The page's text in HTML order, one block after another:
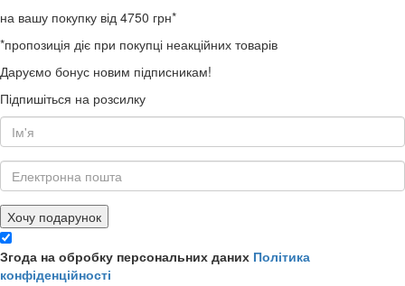
на вашу покупку від 4750 грн*
*пропозиція діє при покупці неакційних товарів
Даруємо бонус новим підписникам!
Підпишіться на розсилку
Хочу подарунок
Згода на обробку персональних даних Політика
конфіденційності